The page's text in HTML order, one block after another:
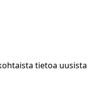
tietoa uusista